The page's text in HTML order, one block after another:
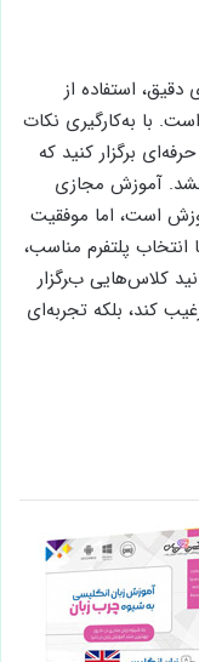
دقیق، استفاده از
با به‌کارگیری نکات
برگزار کنید که
آموزش مجازی
است، اما موفقیت
پلتفرم مناسب،
کلاس‌هایی برگزار
کند، بلکه تجربه‌ای